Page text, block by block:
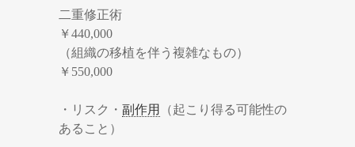
二重修正術
￥440,000
（組織の移植を伴う複雑なもの）
￥550,000
・リスク・ 副作用
（起こり得る可能性の
あること）